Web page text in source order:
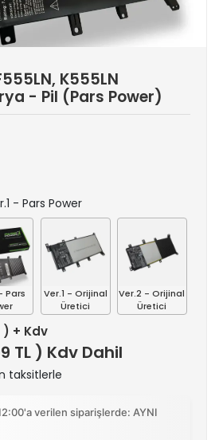
K555LN
- Pil (Pars Power)
- Pars Power
Pars
Ver.1 - Orijinal
Üretici
Ver.2 - Orijinal
Üretici
) + Kdv
TL ) Kdv Dahil
taksitlerle
verilen siparişlerde: AYNI